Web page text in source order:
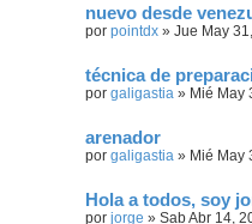
nuevo desde
por pointdx » Jue May
técnica de
por galigastia » Mié May
arenador
por galigastia » Mié May
Hola a todos, soy
por jorge » Sab Abr 14,